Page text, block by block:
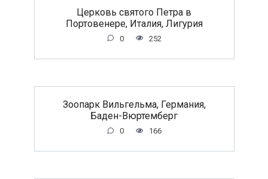
Церковь святого Петра в
Портовенере, Италия, Лигурия
0 252
Зоопарк Вильгельма, Германия,
Баден-Вюртемберг
0 166